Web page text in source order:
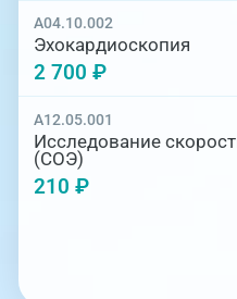
A04.10.002
Эхокардиоскопия
2 700 ₽
A12.05.001
Исследование
(СОЭ)
210 ₽